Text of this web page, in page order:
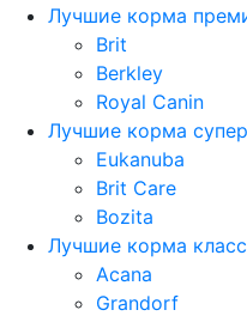
Лучшие корма
Brit
Berkley
Royal Canin
Лучшие корма
Eukanuba
Brit Care
Bozita
Лучшие корма
Acana
Grandorf